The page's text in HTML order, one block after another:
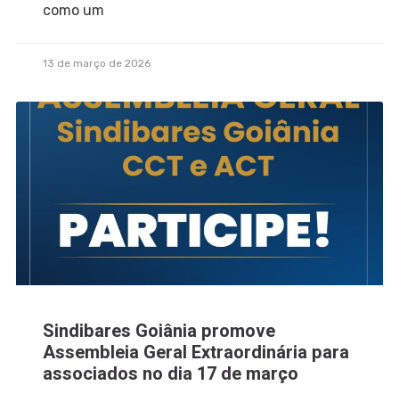
como um
13 de março de 2026
Sindibares Goiânia promove
Assembleia Geral Extraordinária para
associados no dia 17 de março